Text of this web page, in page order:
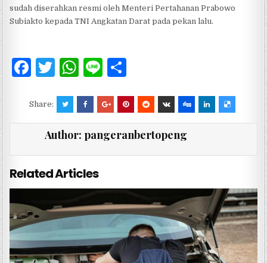
sudah diserahkan resmi oleh Menteri Pertahanan Prabowo
Subiakto kepada TNI Angkatan Darat pada pekan lalu.
F
c
e
o
o
k
T
it
te
r
W
at
s
A
p
p
Li
e
ar
e
Share:
Author: pangeranbertopeng
Related Articles